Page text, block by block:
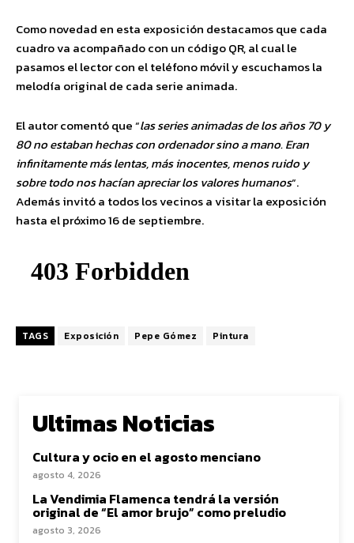
Como novedad en esta exposición destacamos que cada
cuadro va acompañado con un código QR, al cual le
pasamos el lector con el teléfono móvil y escuchamos la
melodía original de cada serie animada.
El autor comentó que “las series animadas de los años 70 y
80 no estaban hechas con ordenador sino a mano. Eran
infinitamente más lentas, más inocentes, menos ruido y
sobre todo nos hacían apreciar los valores humanos“.
Además invitó a todos los vecinos a visitar la exposición
hasta el próximo 16 de septiembre.
TAGS Exposición Pepe Gómez Pintura
Ultimas Noticias
Cultura y ocio en el agosto menciano
agosto 4, 2026
La Vendimia Flamenca tendrá la versión
original de “El amor brujo” como preludio
agosto 3, 2026